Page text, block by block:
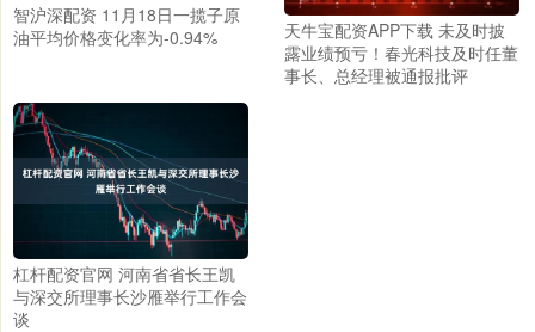
智沪深配资 11月18日一揽子原
油平均价格变化率为-0.94%
天牛宝配资APP下载 未及时披
露业绩预亏！春光科技及时任董
事长、总经理被通报批评
杠杆配资官网 河南省省长王凯
与深交所理事长沙雁举行工作会
谈